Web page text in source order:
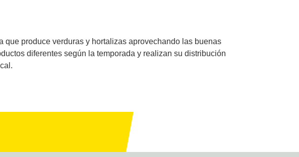
produce verduras y hortalizas aprovechando las buenas
diferentes según la temporada y realizan su distribución